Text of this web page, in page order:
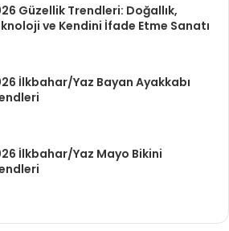
Güzellik Trendleri: Doğallık,
ve Kendini İfade Etme Sanatı
İlkbahar/Yaz Bayan Ayakkabı
İlkbahar/Yaz Mayo Bikini